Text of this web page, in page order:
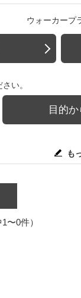
ウォーカープ
い。
目的
も
〜0件）